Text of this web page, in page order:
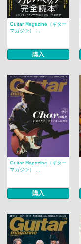
Guitar Magazine（ギター
マガジン） ...
購入
Guitar Magazine（ギター
マガジン） ...
購入